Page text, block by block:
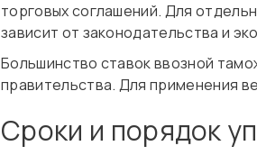
торговых соглашений. Для
зависит от законодательства и
Большинство ставок ввозной
правительства. Для применения
Сроки и порядок